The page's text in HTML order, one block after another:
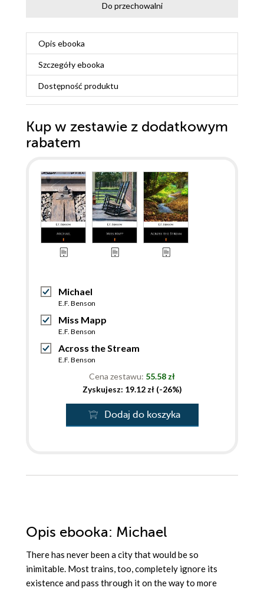
Do przechowalni
Opis ebooka
Szczegółyebooka
Dostępność produktu
Kup w zestawie z dodatkowym
rabatem
Michael
E.F. Benson
Miss Mapp
E.F. Benson
Across the Stream
E.F. Benson
Cena zestawu: 55.58 zł
Zyskujesz: 19.12 zł (-26%)
Dodaj do koszyka
Opis ebooka: Michael
There has never been a city that would be so
inimitable. Most trains, too, completely ignore its
existence and pass through it on the way to more